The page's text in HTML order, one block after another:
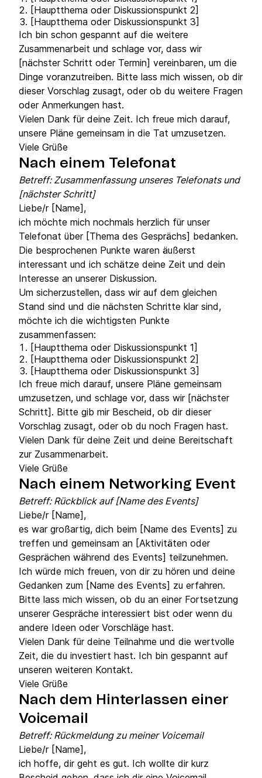
[Hauptthema oder Diskussionspunkt 2]
[Hauptthema oder Diskussionspunkt 3]
Ich bin schon gespannt auf die weitere
Zusammenarbeit und schlage vor, dass wir
[nächster Schritt oder Termin] vereinbaren, um die
Dinge voranzutreiben. Bitte lass mich wissen, ob dir
dieser Vorschlag zusagt, oder ob du weitere Fragen
oder Anmerkungen hast.
Vielen Dank für deine Zeit. Ich freue mich darauf,
unsere Pläne gemeinsam in die Tat umzusetzen.
Viele Grüße
Nach einem Telefonat
Betreff: Zusammenfassung unseres Telefonats und
[nächster Schritt]
Liebe/r [Name],
ich möchte mich nochmals herzlich für unser
Telefonat über [Thema des Gesprächs] bedanken.
Die besprochenen Punkte waren äußerst
interessant und ich schätze deine Zeit und dein
Interesse an unserer Diskussion.
Um sicherzustellen, dass wir auf dem gleichen
Stand sind und die nächsten Schritte klar sind,
möchte ich die wichtigsten Punkte
zusammenfassen:
[Hauptthema oder Diskussionspunkt 1]
[Hauptthema oder Diskussionspunkt 2]
[Hauptthema oder Diskussionspunkt 3]
Ich freue mich darauf, unsere Pläne gemeinsam
umzusetzen, und schlage vor, dass wir [nächster
Schritt]. Bitte gib mir Bescheid, ob dir dieser
Vorschlag zusagt, oder ob du noch Fragen hast.
Vielen Dank für deine Zeit und deine Bereitschaft
zur Zusammenarbeit.
Viele Grüße
Nach einem Networking Event
Betreff: Rückblick auf [Name des Events]
Liebe/r [Name],
es war großartig, dich beim [Name des Events] zu
treffen und gemeinsam an [Aktivitäten oder
Gesprächen während des Events] teilzunehmen.
Ich würde mich freuen, von dir zu hören und deine
Gedanken zum [Name des Events] zu erfahren.
Bitte lass mich wissen, ob du an einer Fortsetzung
unserer Gespräche interessiert bist oder wenn du
andere Ideen oder Vorschläge hast.
Vielen Dank für deine Teilnahme und die wertvolle
Zeit, die du investiert hast. Ich bin gespannt auf
unseren weiteren Kontakt.
Viele Grüße
Nach dem Hinterlassen einer
Voicemail
Betreff: Rückmeldung zu meiner Voicemail
Liebe/r [Name],
ich hoffe, dir geht es gut. Ich wollte dir kurz